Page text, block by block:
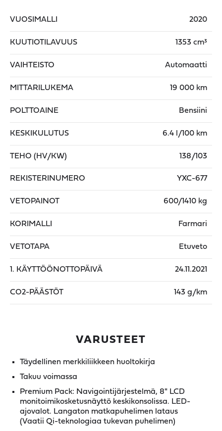
VUOSIMALLI 2020
KUUTIOTILAVUUS 1353 cm³
VAIHTEISTO Automaatti
MITTARILUKEMA 19 000 km
POLTTOAINE Bensiini
KESKIKULUTUS 6.4 l/100 km
TEHO (HV/KW) 138/103
REKISTERINUMERO YXC-677
VETOPAINOT 600/1410 kg
KORIMALLI Farmari
VETOTAPA Etuveto
1. KÄYTTÖÖNOTTOPÄIVÄ 24.11.2021
CO2-PÄÄSTÖT 143 g/km
VARUSTEET
Täydellinen merkkiliikkeen huoltokirja
Takuu voimassa
Premium Pack: Navigointijärjestelmä, 8" LCD
monitoimikosketusnäyttö keskikonsolissa. LED-
ajovalot. Langaton matkapuhelimen lataus
(Vaatii Qi-teknologiaa tukevan puhelimen)